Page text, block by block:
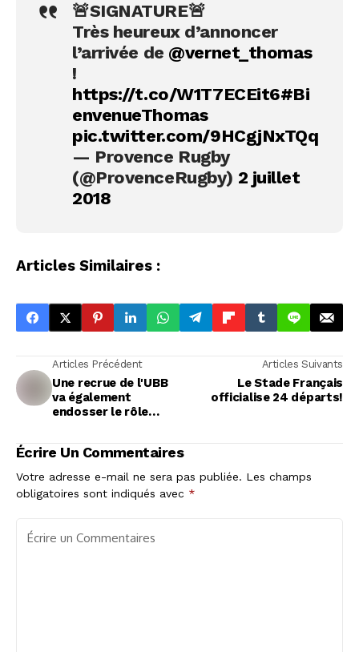
🚨SIGNATURE🚨
Très heureux d’annoncer
l’arrivée de @vernet_thomas
!
https://t.co/W1T7ECEit6#Bi
envenueThomas
pic.twitter.com/9HCgjNxTQq
— Provence Rugby
(@ProvenceRugby) 2 juillet
2018
Articles Similaires :
Articles Précédent
Une recrue de l'UBB
va également
endosser le rôle
Articles Suivants
Le Stade Français
officialise 24 départs!
Écrire Un Commentaires
Votre adresse e-mail ne sera pas publiée. Les champs
obligatoires sont indiqués avec *